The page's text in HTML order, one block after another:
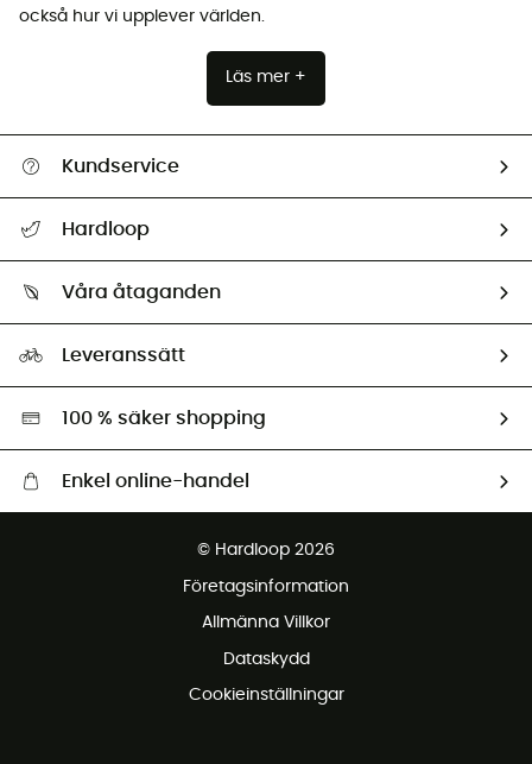
också hur vi upplever världen.
Läs mer +
Kundservice
Retur & återbetalning
Hardloop
Ambassadörer
Våra åtaganden
Miljöanpassat urval
Leveranssätt
100 % säker shopping
Enkel online-handel
Gratis retur inom 100 dagar
© Hardloop 2026
Företagsinformation
Allmänna Villkor
Dataskydd
Cookieinställningar